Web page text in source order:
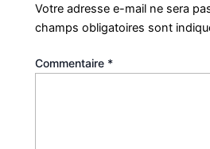
Votre adresse e-mail ne sera
champs obligatoires sont
Commentaire *